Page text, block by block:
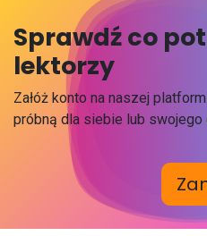
Sprawdź co
lektorzy
Załóż konto na naszej
próbną dla siebie lub swojego